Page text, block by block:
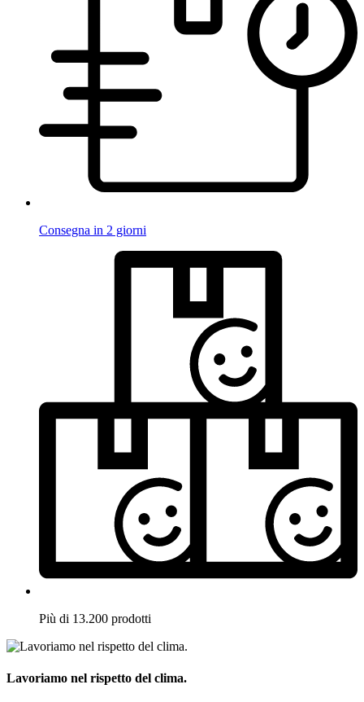
Consegna in 2 giorni
Più di 13.200 prodotti
Lavoriamo nel rispetto del clima.